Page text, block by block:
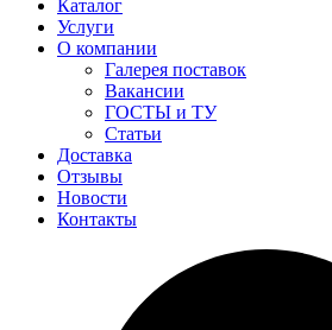
Каталог
Услуги
О компании
Галерея поставок
Вакансии
ГОСТЫ и ТУ
Статьи
Доставка
Отзывы
Новости
Контакты